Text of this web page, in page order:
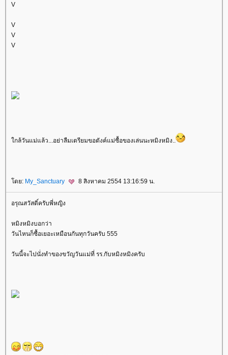
V
V
V
V
กล้วันแม่แล้ว...อย่าลืมเตรียมขอตังค์แม่ซื้อของเล่นนะหมิงหมิง..
ดย: My_Sanctuary 8 สิงหาคม 2554 13:16:59 น.
อรุณสวัสดิ์ครับพี่หญิง
หมิงหมิงบอกว่า
วันไหนก็ซื้อเยอะเหมือนกันทุกวันครับ 555
วันนี้จะไปนั่งทำของขวัญวันแม่ที่ รร.กับหมิงหมิงครับ